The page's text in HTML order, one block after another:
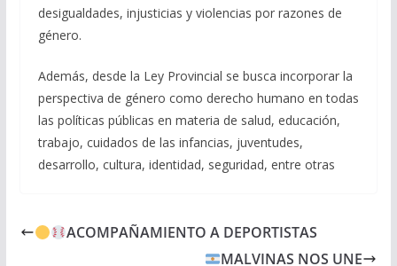
desigualdades, injusticias y violencias por razones de
género.
Además, desde la Ley Provincial se busca incorporar la
perspectiva de género como derecho humano en todas
las políticas públicas en materia de salud, educación,
trabajo, cuidados de las infancias, juventudes,
desarrollo, cultura, identidad, seguridad, entre otras
ACOMPAÑAMIENTO A DEPORTISTAS
MALVINAS NOS UNE